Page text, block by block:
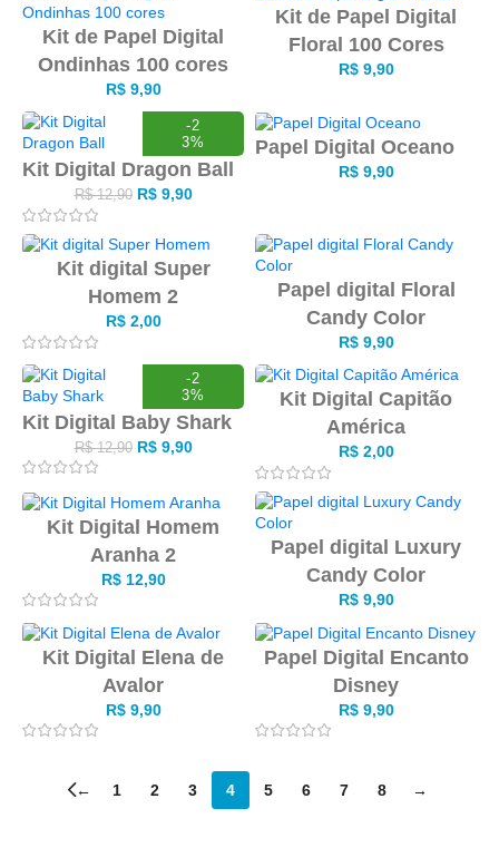
Kit de Papel Digital
Ondinhas 100 cores
R$9,90
Kit de Papel Digital
Floral 100 Cores
R$9,90
-2
3%
Kit Digital Dragon Ball
R$12,90 R$9,90
Papel Digital Oceano
R$9,90
Kit digital Super
Homem 2
R$2,00
Papel digital Floral
Candy Color
R$9,90
-2
3%
Kit Digital Baby Shark
R$12,90 R$9,90
Kit Digital Capitão
América
R$2,00
Kit Digital Homem
Aranha 2
R$12,90
Papel digital Luxury
Candy Color
R$9,90
Kit Digital Elena de
Avalor
R$9,90
Papel Digital Encanto
Disney
R$9,90
← 1 2 3 4 5 6 7 8 →